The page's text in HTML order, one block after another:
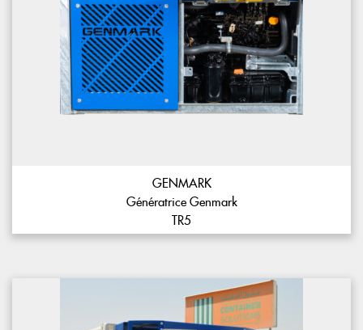
GENMARK
Génératrice Genmark
TR5